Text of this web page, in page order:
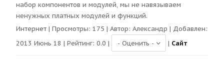
набор компонентов и модулей, мы не навязываем
ненужных платных модулей и функций.
Интернет | Просмотры: 175 | Автор: Александр | Добавлен:
2013 Июнь 18 | Рейтинг: 0.0 | | Сайт